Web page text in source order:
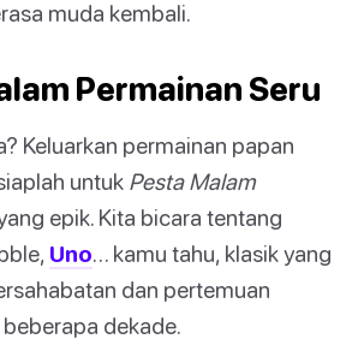
muda kembali.
Permainan Seru
Keluarkan permainan papan
untuk Pesta Malam
epik. Kita bicara tentang
Uno… kamu tahu, klasik yang
dan pertemuan
dekade.